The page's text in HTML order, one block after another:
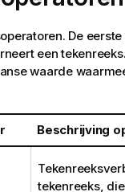
De
een
waarde
Beschrijving
tekenreeks,